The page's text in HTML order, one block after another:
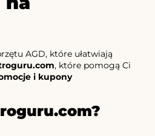
AGD, które ułatwiają
, które pomogą Ci
i kupony